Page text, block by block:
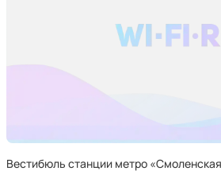
Вестибюль станции метро